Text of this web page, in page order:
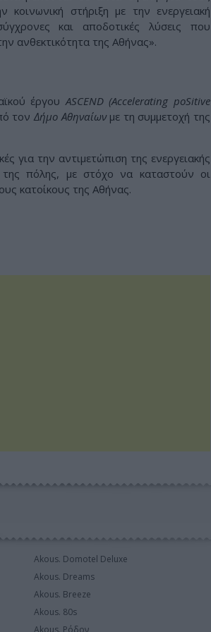
στήριξη με την ενεργειακή
και αποδοτικές λύσεις που
ανθεκτικότητα της Αθήνας».
έργουASCEND (Accelerating poSitive
τον Δήμο Αθηναίωνμε τη συμμετοχή της
για την αντιμετώπιση της ενεργειακής
της πόλης, με στόχο να καταστούν οι
κατοίκους της Αθήνας.
Akous. Domotel Deluxe
Akous. Dreams
Akous. Breeze
Akous. 80s
Akous. Ρόδον